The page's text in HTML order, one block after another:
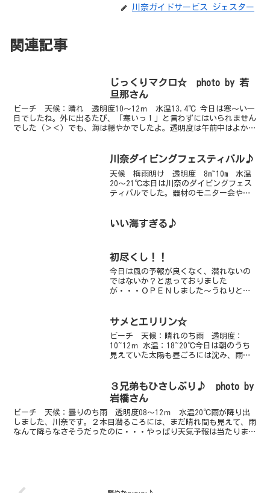
川奈ガイドサービス ジェスター
関連記事
じっくりマクロ☆ photo by 若
旦那さん
ビーチ 天候：晴れ 透明度10～12ｍ 水温13.4℃ 今日は寒～い一
日でしたね。外に出るたび、「寒いっ！」と言わずにはいられません
でした（＞＜）でも、海は穏やかでしたよ。透明度は午前中はよかっ
川奈ダイビングフェスティバル♪
天候 梅雨明け 透明度 8m~10m 水温
20～21℃本日は川奈のダイビングフェス
ティバルでした。器材のモニター会やビ
シーバーやカメラ・ライト・器材・アイ
いい海すぎる♪
初尽くし！！
今日は風の予報が良くなく、潜れないの
ではないか？と思っておりました
が・・・ＯＰＥＮしました～うねりと風
最近荒れ模様の川奈・・・中もにごに
サメとエリリン☆
ビーチ 天候：晴れのち雨 透明度：
10~12ｍ 水温：18~20℃今日は朝のうち
見えていた太陽も昼ごろには沈み、雨が
もきれいです♪ビーチでのんびりマクロ
撮影してきました...
３兄弟もひさしぶり♪ photo by
岩橋さん
ビーチ 天候：曇りのち雨 透明度08～12ｍ 水温20℃雨が降り出
しました、川奈です。２本目潜るころには、まだ晴れ間も見えて、雨
なんて降らなさそうだったのに・・・やっぱり天気予報は当たります